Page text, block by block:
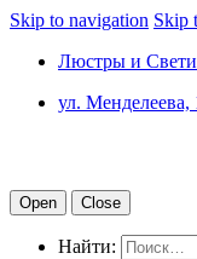
Skip to navigation Skip
Люстры и
ул.
Open Close
Найти: